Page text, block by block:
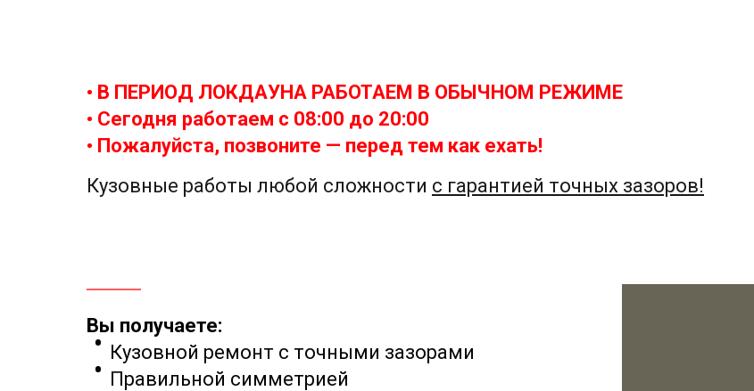
• В ПЕРИОД ЛОКДАУНА РАБОТАЕМ В ОБЫЧНОМ РЕЖИМЕ
• Сегодня работаем с 08:00 до 20:00
• Пожалуйста, позвоните — перед тем как ехать!
Кузовные работы любой сложности с гарантией точных зазоров!
Вы получаете:
Кузовной ремонт с точными зазорами
Правильной симметрией